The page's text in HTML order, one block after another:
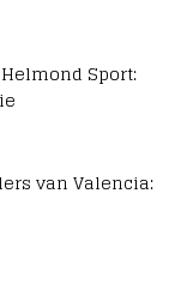
Sport:
van Valencia: